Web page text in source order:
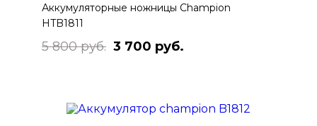
Аккумуляторные ножницы Champion
HTB1811
5 800 руб. 3 700 руб.